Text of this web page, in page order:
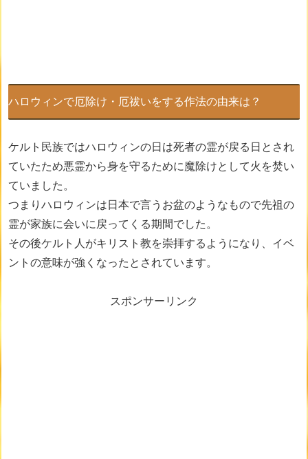
ハロウィンで厄除け・厄祓いをする作法の由来は？
ケルト民族ではハロウィンの日は死者の霊が戻る日とされ
ていたため悪霊から身を守るために魔除けとして火を焚い
ていました。
つまりハロウィンは日本で言うお盆のようなもので先祖の
霊が家族に会いに戻ってくる期間でした。
その後ケルト人がキリスト教を崇拝するようになり、イベ
ントの意味が強くなったとされています。
スポンサーリンク